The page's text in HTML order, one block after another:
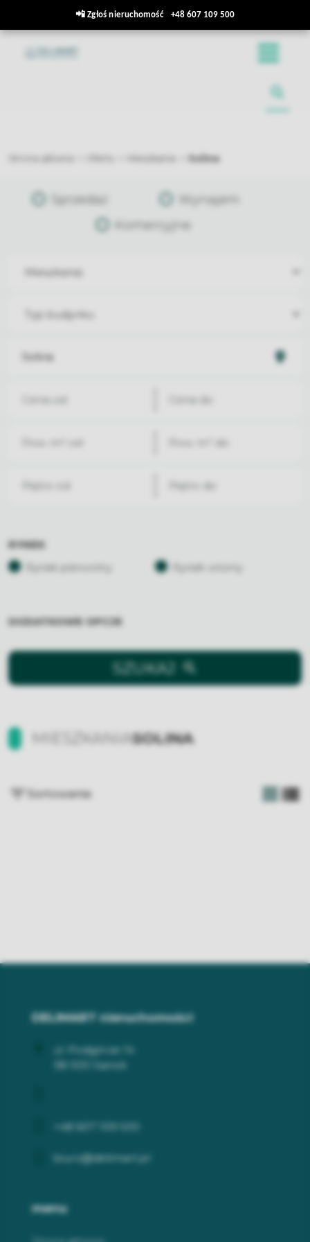
📲 Zgłoś nieruchomość +48 607 109 500
Solina
Sprzedaż
Wynajem
Komercyjne
RYNEK
Rynek pierwotny
Rynek wtorny
DODATKOWE OPCJE
SZUKAJ
MIESZKANIASOLINA
Sortowanie
tabela
DELIMART nieruchomości
ul. Podgórze 14
38-500 Sanok
+48 607 109 500
biuro@delimart.pl
menu